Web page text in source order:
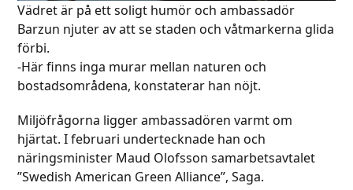
Vädret är på ett soligt humör och ambassadör
Barzun njuter av att se staden och våtmarkerna glida
förbi.
-Här finns inga murar mellan naturen och
bostadsområdena, konstaterar han nöjt.
Miljöfrågorna ligger ambassadören varmt om
hjärtat. I februari undertecknade han och
näringsminister Maud Olofsson samarbetsavtalet
”Swedish American Green Alliance”, Saga.